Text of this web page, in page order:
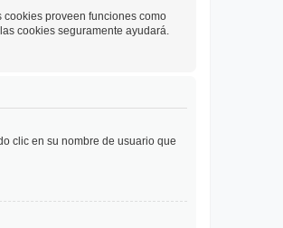
cookies proveen funciones como
cookies seguramente ayudará.
clic en su nombre de usuario que